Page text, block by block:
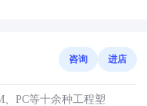
咨询 进店
PC等十余种工程塑